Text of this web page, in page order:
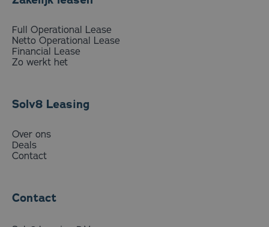
Full Operational Lease
Netto Operational Lease
Financial Lease
Zo werkt het
Solv8 Leasing
Over ons
Deals
Contact
Contact